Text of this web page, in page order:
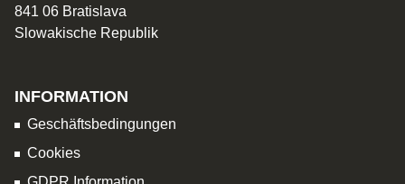
841 06 Bratislava
Slowakische Republik
INFORMATION
Geschäftsbedingungen
Cookies